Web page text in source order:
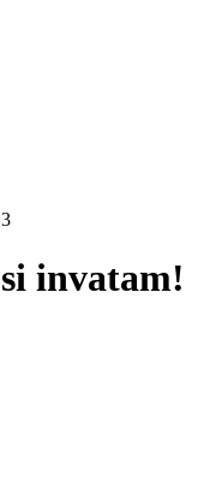
invatam!